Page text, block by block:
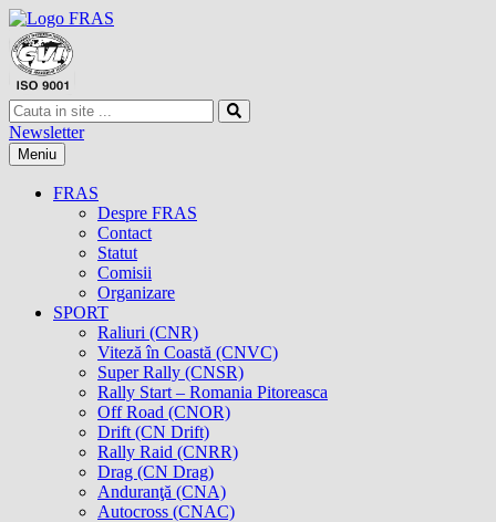
Newsletter
Meniu
FRAS
Despre FRAS
Contact
Statut
Comisii
Organizare
SPORT
Raliuri (CNR)
Viteză în Coastă (CNVC)
Super Rally (CNSR)
Rally Start – Romania Pitoreasca
Off Road (CNOR)
Drift (CN Drift)
Rally Raid (CNRR)
Drag (CN Drag)
Anduranţă (CNA)
Autocross (CNAC)